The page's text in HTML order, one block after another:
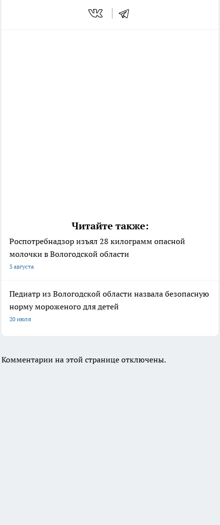
Читайте также:
Роспотребнадзор изъял 28 килограмм опасной
молочки в Вологодской области
3 августа
Педиатр из Вологодской области назвала безопасную
норму мороженого для детей
20 июля
Комментарии на этой странице отключены.